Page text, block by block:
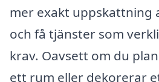
mer exakt uppskattning
och få tjänster som
krav. Oavsett om du
ett rum eller dekorerar